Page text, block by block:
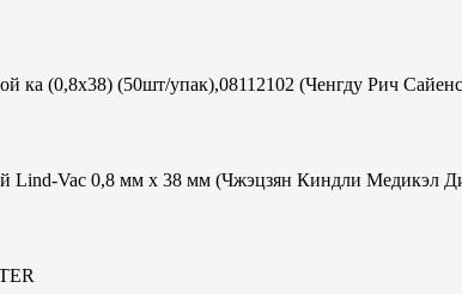
ка (0,8х38) (50шт/упак),08112102 (Ченгду Рич
Lind-Vac 0,8 мм х 38 мм (Чжэцзян Киндли Медикэл